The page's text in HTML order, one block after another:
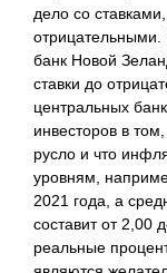
дело со
отрицательными.
банк Новой
ставки до
центральных
инвесторов в
русло и что
уровням,
2021 года, а
составит от 2,00
реальные